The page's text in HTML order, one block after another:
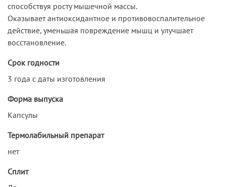
способствуя росту мышечной массы.
Оказывает антиоксидантное и противовоспалительное
действие, уменьшая повреждение мышц и улучшает
восстановление.
Срок годности
3 года с даты изготовления
Форма выпуска
Капсулы
Термолабильный препарат
нет
Сплит